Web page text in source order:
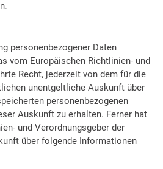
personenbezogener Daten
vom Europäischen Richtlinien- und
Recht, jederzeit von dem für die
unentgeltliche Auskunft über
personenbezogenen
Auskunft zu erhalten. Ferner hat
und Verordnungsgeber der
über folgende Informationen